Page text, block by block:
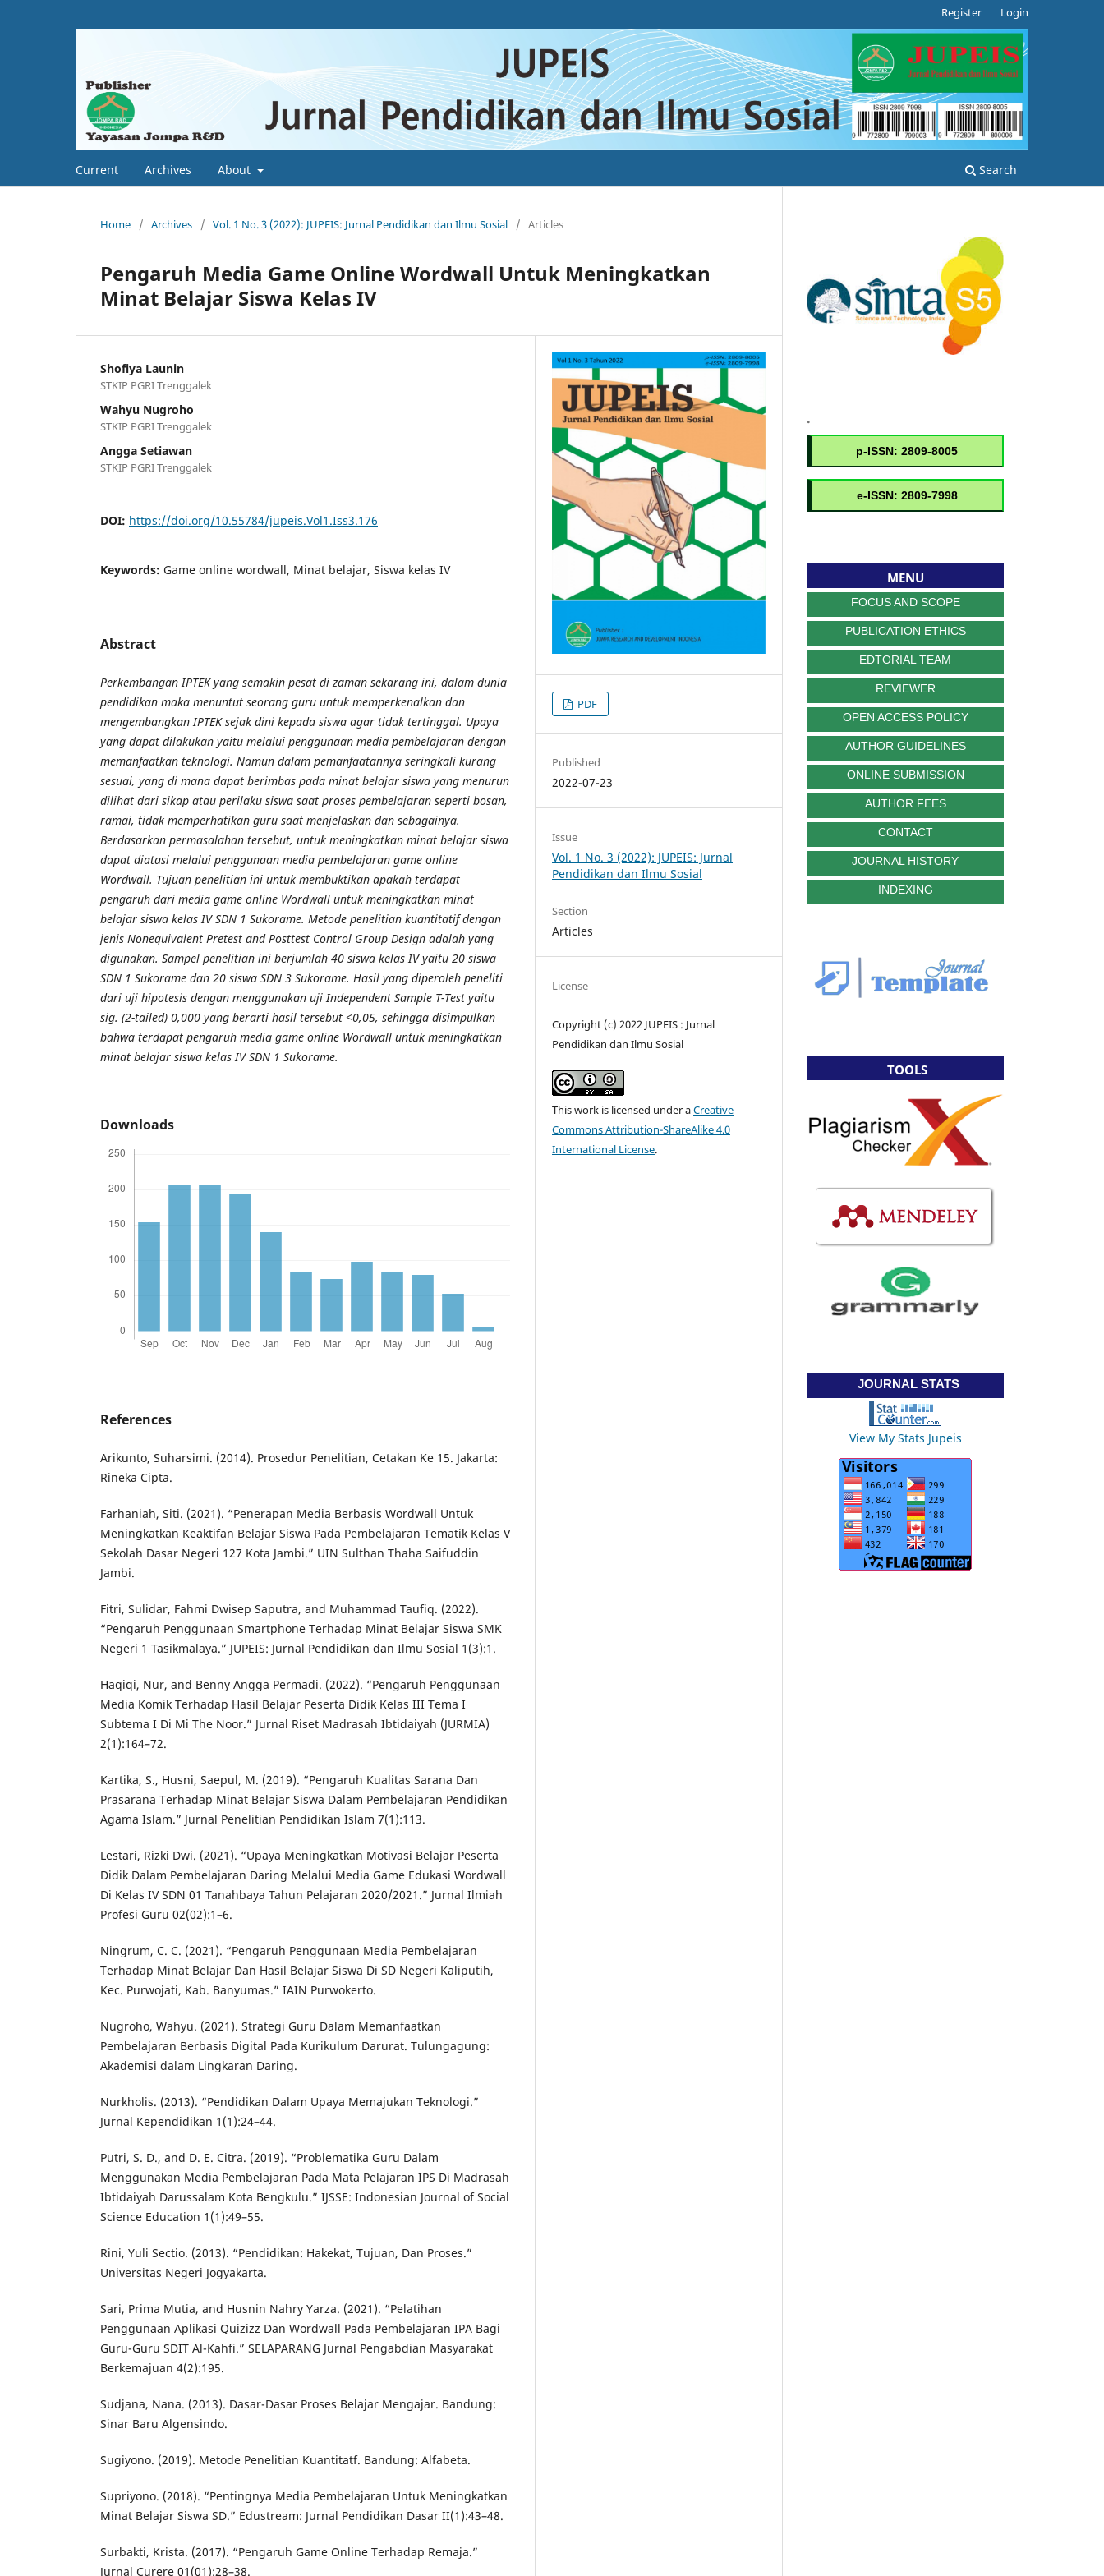
Current Archives About Search
Register Login
Home / Archives / Vol. 1 No. 3 (2022): JUPEIS: Jurnal Pendidikan dan Ilmu Sosial / Articles
Pengaruh Media Game Online Wordwall Untuk Meningkatkan
Minat Belajar Siswa Kelas IV
Shofiya Launin
STKIP PGRI Trenggalek
Wahyu Nugroho
STKIP PGRI Trenggalek
Angga Setiawan
STKIP PGRI Trenggalek
DOI: https://doi.org/10.55784/jupeis.Vol1.Iss3.176
Keywords: Game online wordwall, Minat belajar, Siswa kelas IV
Abstract
Perkembangan IPTEK yang semakin pesat di zaman sekarang ini, dalam dunia
pendidikan maka menuntut seorang guru untuk memperkenalkan dan
mengembangkan IPTEK sejak dini kepada siswa agar tidak tertinggal. Upaya
yang dapat dilakukan yaitu melalui penggunaan media pembelajaran dengan
memanfaatkan teknologi. Namun dalam pemanfaatannya seringkali kurang
sesuai, yang di mana dapat berimbas pada minat belajar siswa yang menurun
dilihat dari sikap atau perilaku siswa saat proses pembelajaran seperti bosan,
ramai, tidak memperhatikan guru saat menjelaskan dan sebagainya.
Berdasarkan permasalahan tersebut, untuk meningkatkan minat belajar siswa
dapat diatasi melalui penggunaan media pembelajaran game online
Wordwall. Tujuan penelitian ini untuk membuktikan apakah terdapat
pengaruh dari media game online Wordwall untuk meningkatkan minat
belajar siswa kelas IV SDN 1 Sukorame. Metode penelitian kuantitatif dengan
jenis Nonequivalent Pretest and Posttest Control Group Design adalah yang
digunakan. Sampel penelitian ini berjumlah 40 siswa kelas IV yaitu 20 siswa
SDN 1 Sukorame dan 20 siswa SDN 3 Sukorame. Hasil yang diperoleh peneliti
dari uji hipotesis dengan menggunakan uji Independent Sample T-Test yaitu
sig. (2-tailed) 0,000 yang berarti hasil tersebut <0,05, sehingga disimpulkan
bahwa terdapat pengaruh media game online Wordwall untuk meningkatkan
minat belajar siswa kelas IV SDN 1 Sukorame.
Downloads
References
Arikunto, Suharsimi. (2014). Prosedur Penelitian, Cetakan Ke 15. Jakarta:
Rineka Cipta.
Farhaniah, Siti. (2021). “Penerapan Media Berbasis Wordwall Untuk
Meningkatkan Keaktifan Belajar Siswa Pada Pembelajaran Tematik Kelas V
Sekolah Dasar Negeri 127 Kota Jambi.” UIN Sulthan Thaha Saifuddin
Jambi.
Fitri, Sulidar, Fahmi Dwisep Saputra, and Muhammad Taufiq. (2022).
“Pengaruh Penggunaan Smartphone Terhadap Minat Belajar Siswa SMK
Negeri 1 Tasikmalaya.” JUPEIS: Jurnal Pendidikan dan Ilmu Sosial 1(3):1.
Haqiqi, Nur, and Benny Angga Permadi. (2022). “Pengaruh Penggunaan
Media Komik Terhadap Hasil Belajar Peserta Didik Kelas III Tema I
Subtema I Di Mi The Noor.” Jurnal Riset Madrasah Ibtidaiyah (JURMIA)
2(1):164–72.
Kartika, S., Husni, Saepul, M. (2019). “Pengaruh Kualitas Sarana Dan
Prasarana Terhadap Minat Belajar Siswa Dalam Pembelajaran Pendidikan
Agama Islam.” Jurnal Penelitian Pendidikan Islam 7(1):113.
Lestari, Rizki Dwi. (2021). “Upaya Meningkatkan Motivasi Belajar Peserta
Didik Dalam Pembelajaran Daring Melalui Media Game Edukasi Wordwall
Di Kelas IV SDN 01 Tanahbaya Tahun Pelajaran 2020/2021.” Jurnal Ilmiah
Profesi Guru 02(02):1–6.
Ningrum, C. C. (2021). “Pengaruh Penggunaan Media Pembelajaran
Terhadap Minat Belajar Dan Hasil Belajar Siswa Di SD Negeri Kaliputih,
Kec. Purwojati, Kab. Banyumas.” IAIN Purwokerto.
Nugroho, Wahyu. (2021). Strategi Guru Dalam Memanfaatkan
Pembelajaran Berbasis Digital Pada Kurikulum Darurat. Tulungagung:
Akademisi dalam Lingkaran Daring.
Nurkholis. (2013). “Pendidikan Dalam Upaya Memajukan Teknologi.”
Jurnal Kependidikan 1(1):24–44.
Putri, S. D., and D. E. Citra. (2019). “Problematika Guru Dalam
Menggunakan Media Pembelajaran Pada Mata Pelajaran IPS Di Madrasah
Ibtidaiyah Darussalam Kota Bengkulu.” IJSSE: Indonesian Journal of Social
Science Education 1(1):49–55.
Rini, Yuli Sectio. (2013). “Pendidikan: Hakekat, Tujuan, Dan Proses.”
Universitas Negeri Jogyakarta.
Sari, Prima Mutia, and Husnin Nahry Yarza. (2021). “Pelatihan
Penggunaan Aplikasi Quizizz Dan Wordwall Pada Pembelajaran IPA Bagi
Guru-Guru SDIT Al-Kahfi.” SELAPARANG Jurnal Pengabdian Masyarakat
Berkemajuan 4(2):195.
Sudjana, Nana. (2013). Dasar-Dasar Proses Belajar Mengajar. Bandung:
Sinar Baru Algensindo.
Sugiyono. (2019). Metode Penelitian Kuantitatf. Bandung: Alfabeta.
Supriyono. (2018). “Pentingnya Media Pembelajaran Untuk Meningkatkan
Minat Belajar Siswa SD.” Edustream: Jurnal Pendidikan Dasar II(1):43–48.
Surbakti, Krista. (2017). “Pengaruh Game Online Terhadap Remaja.”
Jurnal Curere 01(01):28–38.
PDF
Published
2022-07-23
Issue
Vol. 1 No. 3 (2022): JUPEIS: Jurnal
Pendidikan dan Ilmu Sosial
Section
Articles
License
Copyright (c) 2022 JUPEIS : Jurnal
Pendidikan dan Ilmu Sosial
This work is licensed under aCreative
Commons Attribution-ShareAlike 4.0
International License.
.
MENU
FOCUS AND SCOPE
PUBLICATION ETHICS
EDTORIAL TEAM
REVIEWER
OPEN ACCESS POLICY
AUTHOR GUIDELINES
ONLINE SUBMISSION
AUTHOR FEES
CONTACT
JOURNAL HISTORY
INDEXING
TOOLS
JOURNAL STATS
View My Stats Jupeis